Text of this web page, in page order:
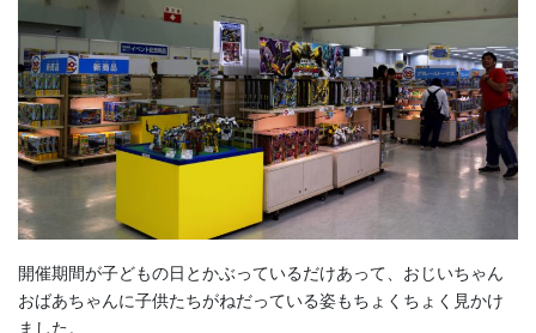
開催期間が子どもの日とかぶっているだけあって、おじいちゃん
おばあちゃんに子供たちがねだっている姿もちょくちょく見かけ
ました。